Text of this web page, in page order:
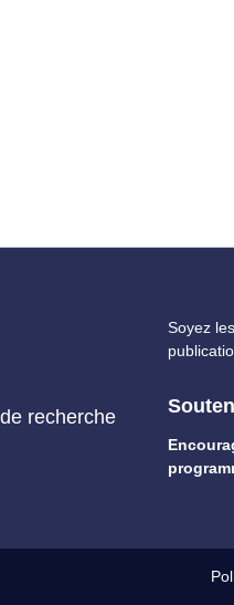
recherche
Soyez